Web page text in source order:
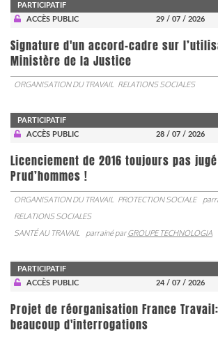
PARTICIPATIF
ACCÈS PUBLIC
29 / 07 / 2026
Signature d'un accord-cadre sur
Ministère de la Justice
ORGANISATION DU TRAVAIL RELATIONS SOCIALES
PARTICIPATIF
ACCÈS PUBLIC
28 / 07 / 2026
Licenciement de 2016 toujours pas
Prud’hommes !
ORGANISATION DU TRAVAIL PROTECTION SOCIALE
RELATIONS SOCIALES
SANTÉ AU TRAVAIL
parrainé parGROUPE TECHNOLOGIA
PARTICIPATIF
ACCÈS PUBLIC
24 / 07 / 2026
Projet de réorganisation France
beaucoup d'interrogations